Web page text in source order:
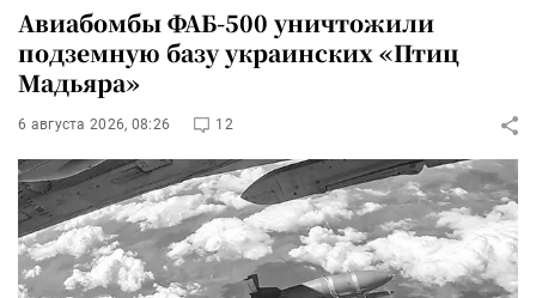
Авиабомбы ФАБ-500 уничтожили
подземную базу украинских «Птиц
Мадьяра»
6 августа 2026, 08:26 12